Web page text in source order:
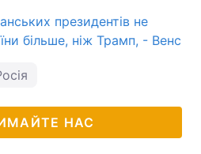
президентів не
більше, ніж Трамп, - Венс
НАС